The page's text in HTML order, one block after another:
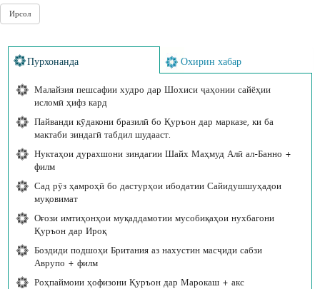
Пурхонанда Охирин хабар
Малайзия пешсафии худро дар Шохиси ҷаҳонии сайёҳии
исломӣ ҳифз кард
Пайванди кӯдакони бразилӣ бо Қуръон дар марказе, ки ба
мактаби зиндагӣ табдил шудааст.
Нуктаҳои дурахшони зиндагии Шайх Маҳмуд Алӣ ал-Банно +
филм
Сад рӯз ҳамроҳӣ бо дастурҳои ибодатии Сайидушшуҳадои
муқовимат
Оғози имтиҳонҳои муқаддамотии мусобиқаҳои нухбагони
Қуръон дар Ироқ
Боздиди подшоҳи Британия аз нахустин масҷиди сабзи
Аврупо + филм
Роҳпаймоии ҳофизони Қуръон дар Марокаш + акс